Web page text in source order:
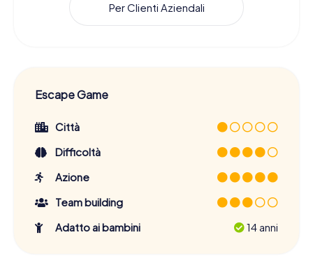
Per Clienti Aziendali
Escape Game
Città
Difficoltà
Azione
Team building
Adatto ai bambini
14 anni